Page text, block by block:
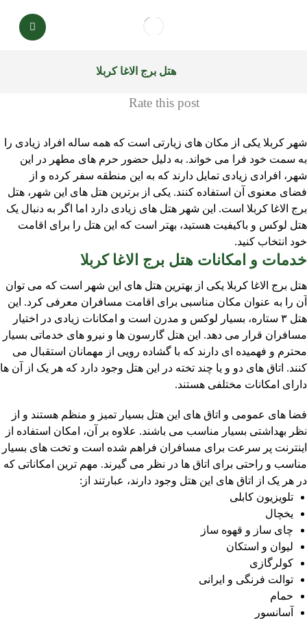
هتل برج الاغا کربلا
Rate this post
شهر کربلا یکی از مکان های زیارتی است که همه ساله افراد زیادی را
به سمت خود فرا می خواند. به دلیل حضور حرم های مطهر در این
شهر، افرادی زیادی تمایل دارند که به این منطقه سفر کرده و از
فضای معنوی آن استفاده کنند. یکی از برترین هتل های این شهر، هتل
برج الاغا کربلا است. این شهر هتل های زیادی دارد اما اگر به دنبال یک
هتل لوکس و باکیفیت هستید، بهتر است که این هتل را برای اقامت
خود انتخاب کنید.
خدمات و امکانات هتل برج الاغا کربلا
هتل برج الاغا کربلا یکی از بهترین هتل های این شهر است که می توان
آن را به عنوان مکان مناسبی برای اقامت مسافران معرفی کرد. این
هتل ۳ ستاره، بسیار لوکس و مدرن است و امکانات زیادی در اختیار
مسافران قرار می دهد. این هتل گارسون ها و نیرو های خدماتی بسیار
محترم و فهمیده ای دارند که با گشاده رویی از مهمانان استقبال می
کنند. اتاق های دو و یا چند تخته در این هتل وجود دارد که هر یک از آن ها
دارای امکانات مختلفی هستند.
فضا های عمومی و اتاق های این هتل بسیار تمیز و منظم هستند و از
نظر بهداشتی بسیار مناسب می باشند. علاوه بر آن، امکان استفاده از
اینترنت پر سرعت برای مسافران فراهم شده است و تخت های بسیار
مناسب و راحتی برای اتاق ها در نظر می گیرند. مهم ترین امکاناتی که
در هر یک از اتاق های این هتل وجود دارند، عبارتند از:
تلویزیون کابلی
یخچال
چای ساز و قهوه ساز
لیوان و استکان
کولرگازی
توالت فرنگی و ایرانی
حمام
آسانسور